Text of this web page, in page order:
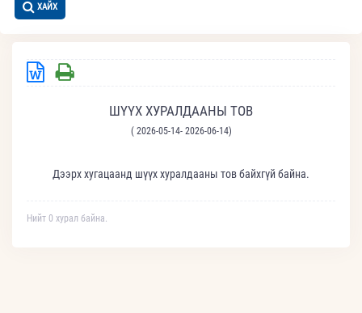
ХАЙХ
ШҮҮХ ХУРАЛДААНЫ ТОВ
( 2026-05-14- 2026-06-14)
Дээрх хугацаанд шүүх хуралдааны тов байхгүй байна.
Нийт 0 хурал байна.